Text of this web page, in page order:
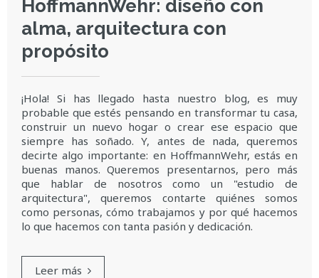
HoffmannWehr: diseño con
alma, arquitectura con
propósito
¡Hola! Si has llegado hasta nuestro blog, es muy
probable que estés pensando en transformar tu casa,
construir un nuevo hogar o crear ese espacio que
siempre has soñado. Y, antes de nada, queremos
decirte algo importante: en HoffmannWehr, estás en
buenas manos. Queremos presentarnos, pero más
que hablar de nosotros como un "estudio de
arquitectura", queremos contarte quiénes somos
como personas, cómo trabajamos y por qué hacemos
lo que hacemos con tanta pasión y dedicación.
Leer más